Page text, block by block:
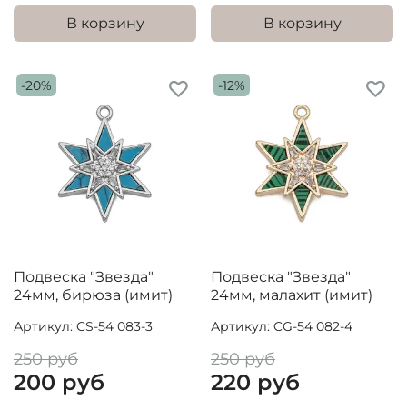
В корзину В корзину
-20%
Подвеска "Звезда"
24мм, бирюза (имит)
Артикул: CS-54 083-3
250 руб
200 руб
-12%
Подвеска "Звезда"
24мм, малахит (имит)
Артикул: CG-54 082-4
250 руб
220 руб